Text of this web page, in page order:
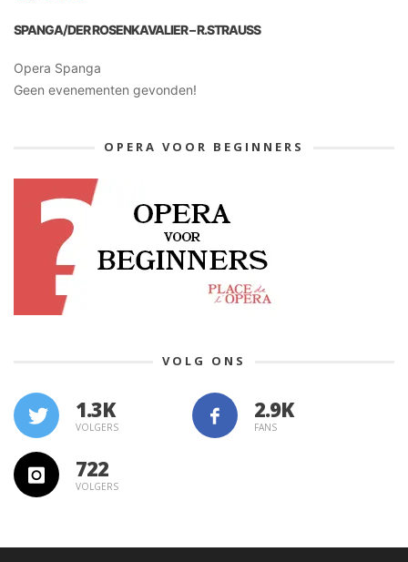
SPANGA/DER ROSENKAVALIER – R.STRAUSS
Opera Spanga
Geen evenementen gevonden!
OPERA VOOR BEGINNERS
VOLG ONS
1.3K
VOLGERS FANS
722
VOLGERS